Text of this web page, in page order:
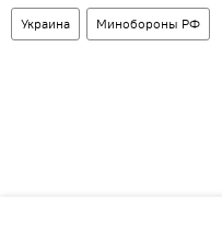
Украина Минобороны РФ